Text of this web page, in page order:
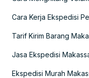
Cara Kerja Ekspedisi
Tarif Kirim Barang
Jasa Ekspedisi
Ekspedisi Murah